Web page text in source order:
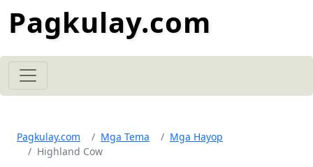
Pagkulay.com
Pagkulay.com Mga Tema
Mga Hayop
Highland Cow